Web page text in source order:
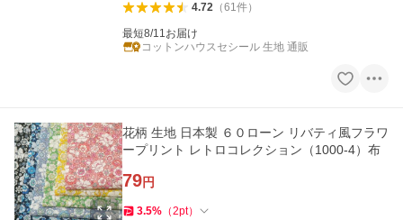
4.72（61件）
最短8/11お届け
コットンハウスセシール 生地 通販
花柄 生地 日本製 ６０ローン リバティ風フラワ
ープリント レトロコレクション（1000-4）布
79円
3.5% （2pt）